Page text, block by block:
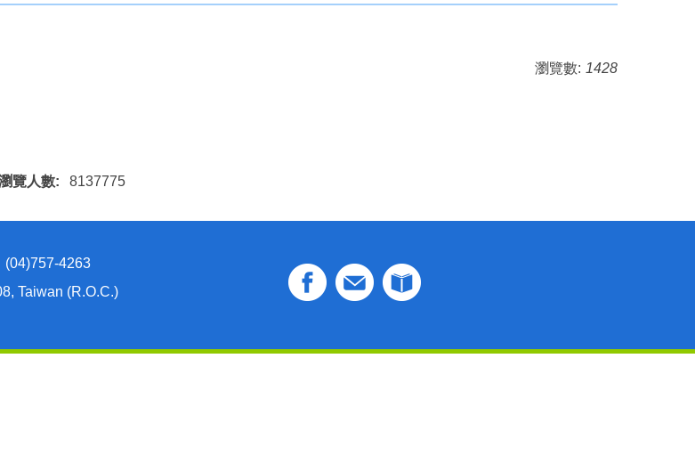
瀏覽數: 1428
8137775
(04)757-4263
Taiwan (R.O.C.)